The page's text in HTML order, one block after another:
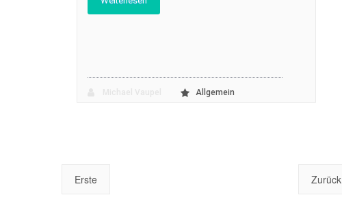
Allgemein
Erste Zurück